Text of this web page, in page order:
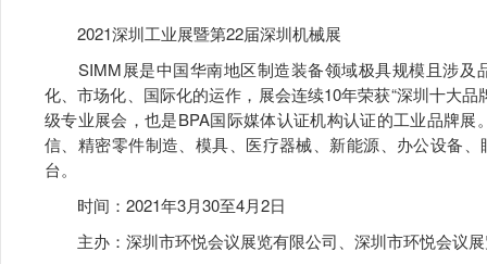
2021深圳工业展暨第22届深圳机械展
SIMM展是中国华南地区制造装备领域极具规模且涉及
化、市场化、国际化的运作，展会连续10年荣获“深圳十大
级专业展会，也是BPA国际媒体认证机构认证的工业品牌
信、精密零件制造、模具、医疗器械、新能源、办公设备
台。
时间：2021年3月30至4月2日
主办：深圳市环悦会议展览有限公司、深圳市环悦会议展